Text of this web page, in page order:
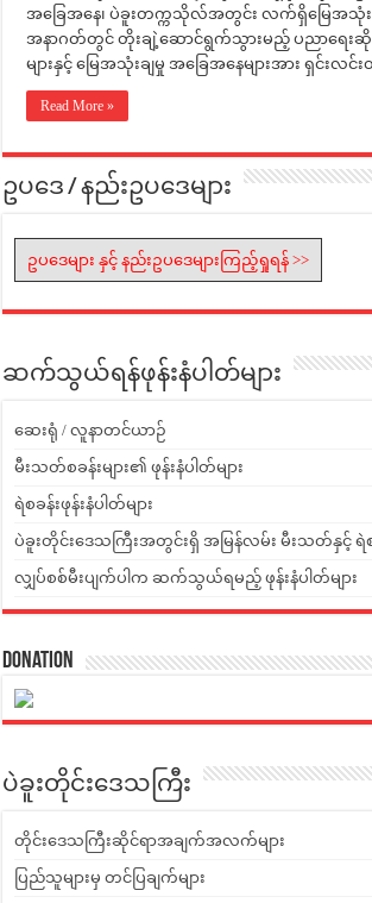
အခြေအနေ၊ ပဲခူးတက္ကသိုလ်အတွင်း လက်ရှိမြေအသုံး
အနာဂတ်တွင် တိုးချဲ့ဆောင်ရွက်သွားမည့် ပညာရေး
များနှင့် မြေအသုံးချမှု အခြေအနေများအား ရှင်းလ
Read More »
ဥပဒေ / နည်းဥပဒေများ
ဥပဒေများ နှင့် နည်းဥပဒေများကြည့်ရှုရန် >>
ဆက်သွယ်ရန်ဖုန်းနံပါတ်များ
ဆေးရုံ / လူနာတင်ယာဉ်
မီးသတ်စခန်းများ၏ ဖုန်းနံပါတ်များ
ရဲစခန်းဖုန်းနံပါတ်များ
ပဲခူးတိုင်းဒေသကြီးအတွင်းရှိ အမြန်လမ်း မီးသတ်နှင့် ရဲစခ
လျှပ်စစ်မီးပျက်ပါက ဆက်သွယ်ရမည့် ဖုန်းနံပါတ်များ
Donation
ပဲခူးတိုင်းဒေသကြီး
တိုင်းဒေသကြီးဆိုင်ရာအချက်အလက်များ
ပြည်သူများမှ တင်ပြချက်များ